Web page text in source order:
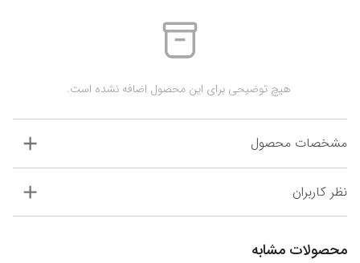
مشخصات محصول
نظر کاربران
محصولات مشابه